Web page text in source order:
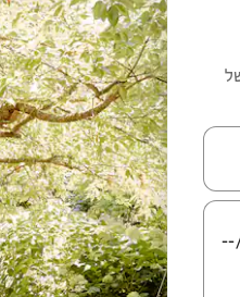
ולמטה או לעיין בעזרת